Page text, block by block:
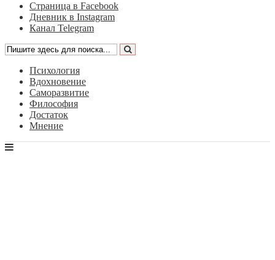
Страница в Facebook
Дневник в Instagram
Канал Telegram
Психология
Вдохновение
Саморазвитие
Философия
Достаток
Мнение